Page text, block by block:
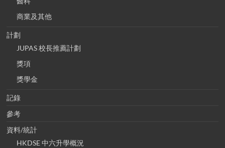
商業及其他
計劃
JUPAS 校長推薦計劃
獎項
獎學金
記錄
參考
資料/統計
HKDSE 中六升學概況